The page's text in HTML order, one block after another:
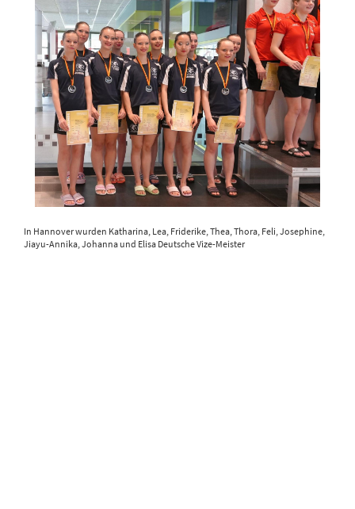
In Hannover wurden Katharina, Lea, Friderike, Thea, Thora, Feli, Josephine,
Jiayu-Annika, Johanna und Elisa Deutsche Vize-Meister